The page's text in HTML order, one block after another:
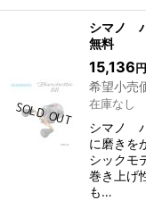
シマノ
無料
15,136 円
希望小売
在庫なし
シマノ
に磨きを
シックモ
巻き上げ
も…